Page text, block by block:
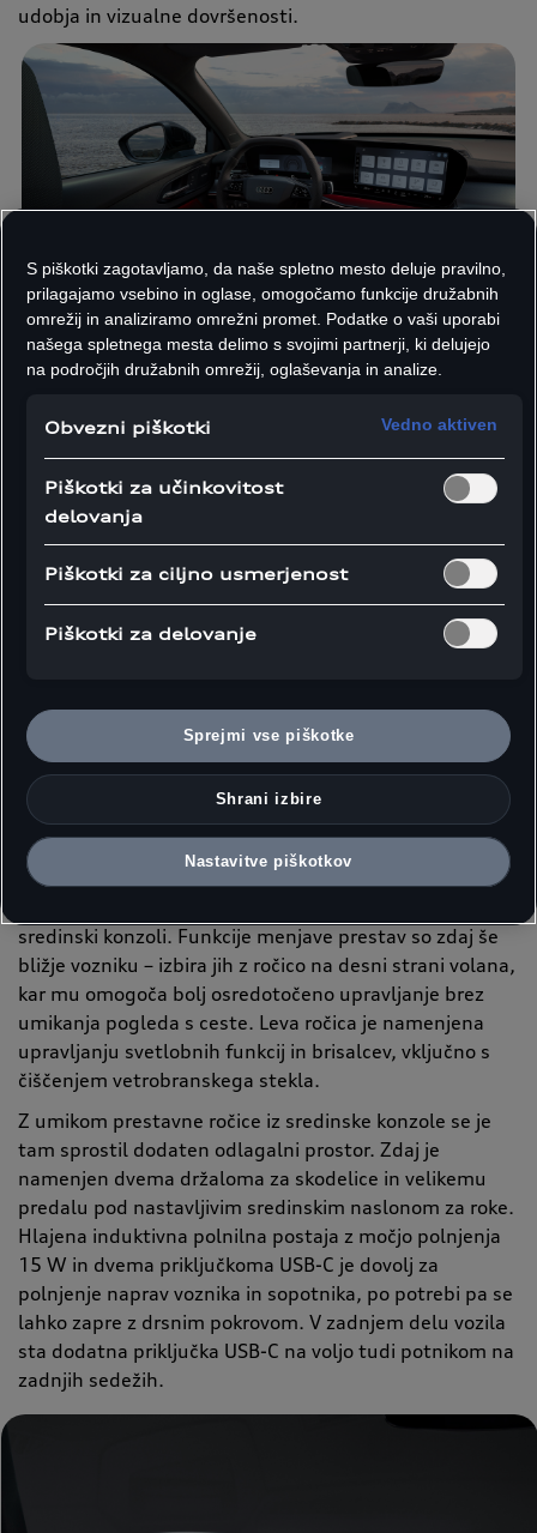
udobja in vizualne dovršenosti.
MMI-zaslonom na dotik.
Več prostora
zahvaljujoč
upravljalnim
elementom
Povsem nova zasnova upravljalnih elementov na
obvolanskih ročicah modelu Audi Q3
prinaša izboljšano
sredinski konzoli. Funkcije menjave prestav so zdaj še
bližje vozniku – izbira jih z ročico na desni strani volana,
kar mu omogoča bolj osredotočeno upravljanje brez
umikanja pogleda s ceste. Leva ročica je namenjena
upravljanju svetlobnih funkcij in brisalcev, vključno s
čiščenjem vetrobranskega stekla.
Z umikom prestavne ročice iz sredinske konzole se je
tam sprostil dodaten odlagalni prostor. Zdaj je
namenjen dvema držaloma za skodelice in velikemu
predalu pod nastavljivim sredinskim naslonom za roke.
Hlajena induktivna polnilna postaja z močjo polnjenja
15 W in dvema priključkoma USB-C je dovolj za
polnjenje naprav voznika in sopotnika, po potrebi pa se
lahko zapre z drsnim pokrovom. V zadnjem delu vozila
sta dodatna priključka USB-C na voljo tudi potnikom na
zadnjih sedežih.
S piškotki zagotavljamo, da naše spletno mesto deluje pravilno,
prilagajamo vsebino in oglase, omogočamo funkcije družabnih
omrežij in analiziramo omrežni promet. Podatke o vaši uporabi
našega spletnega mesta delimo s svojimi partnerji, ki delujejo
na področjih družabnih omrežij, oglaševanja in analize.
Obvezni piškotki Vedno aktiven
Piškotki za učinkovitost
delovanja
Piškotki za ciljno usmerjenost
Piškotki za delovanje
Sprejmi vse piškotke
Shrani izbire
Nastavitve piškotkov